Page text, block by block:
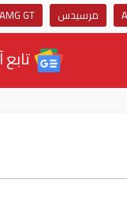
مرسيدس AMG GT